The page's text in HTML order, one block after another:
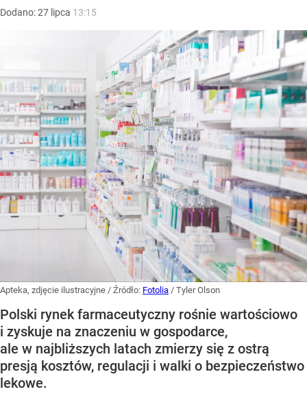
Dodano:27 lipca 13:15
Apteka, zdjęcie ilustracyjne / Źródło: Fotolia / Tyler Olson
Polski rynek farmaceutyczny rośnie wartościowo
i zyskuje na znaczeniu w gospodarce,
ale w najbliższych latach zmierzy się z ostrą
presją kosztów, regulacji i walki o bezpieczeństwo
lekowe.